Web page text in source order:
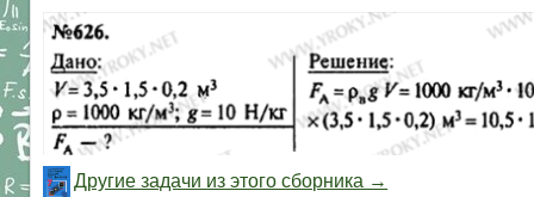
Другие задачи из этого сборника →